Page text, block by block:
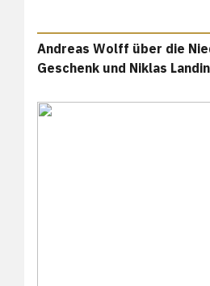
Andreas Wolff über die
Geschenk und Niklas Landin